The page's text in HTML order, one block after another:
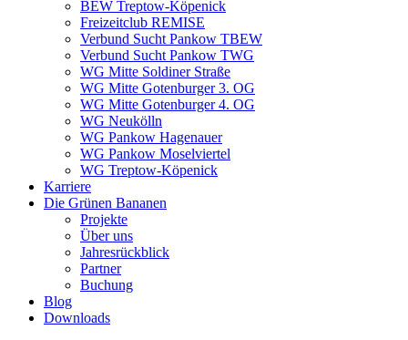
BEW Treptow-Köpenick
Freizeitclub REMISE
Verbund Sucht Pankow TBEW
Verbund Sucht Pankow TWG
WG Mitte Soldiner Straße
WG Mitte Gotenburger 3. OG
WG Mitte Gotenburger 4. OG
WG Neukölln
WG Pankow Hagenauer
WG Pankow Moselviertel
WG Treptow-Köpenick
Karriere
Die Grünen Bananen
Projekte
Über uns
Jahresrückblick
Partner
Buchung
Blog
Downloads